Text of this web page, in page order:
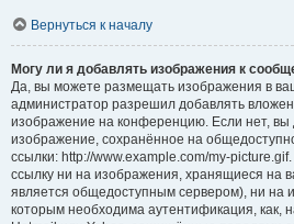
Вернуться к началу
Могу ли я добавлять изображения к
Да, вы можете размещать изображения в
администратор разрешил добавлять
изображение на конференцию. Если нет, вы
изображение, сохранённое на
ссылки: http://www.example.com/my-
ссылку ни на изображения, хранящиеся на
является общедоступным сервером), ни на
которым необходима аутентификация, как,